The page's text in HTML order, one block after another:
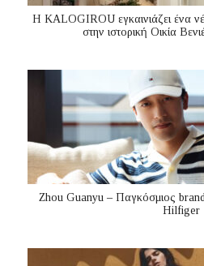
Η KALOGIROU εγκαινιάζει ένα
στην ιστορική Οικία
Zhou Guanyu – Παγκόσμιος
Hilfiger